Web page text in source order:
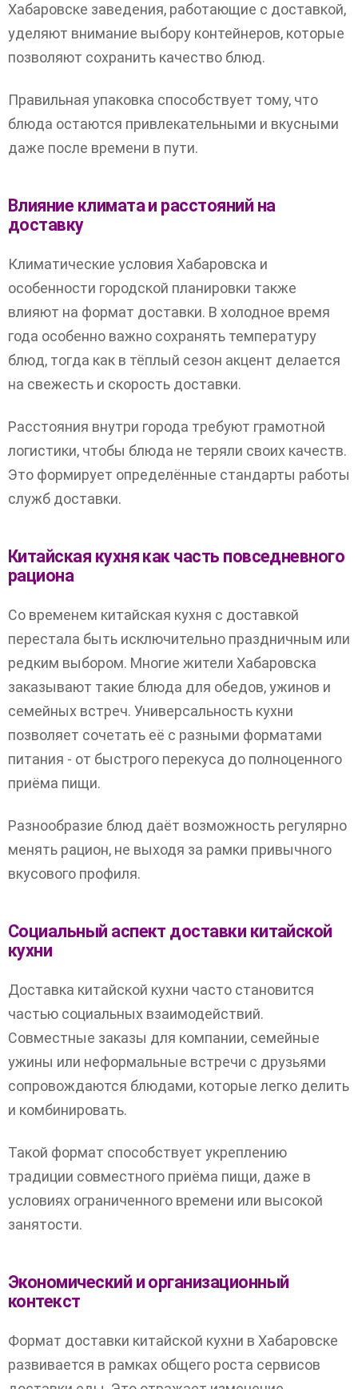
Хабаровске заведения, работающие с доставкой,
уделяют внимание выбору контейнеров, которые
позволяют сохранить качество блюд.
Правильная упаковка способствует тому, что
блюда остаются привлекательными и вкусными
даже после времени в пути.
Влияние климата и расстояний на
доставку
Климатические условия Хабаровска и
особенности городской планировки также
влияют на формат доставки. В холодное время
года особенно важно сохранять температуру
блюд, тогда как в тёплый сезон акцент делается
на свежесть и скорость доставки.
Расстояния внутри города требуют грамотной
логистики, чтобы блюда не теряли своих качеств.
Это формирует определённые стандарты работы
служб доставки.
Китайская кухня как часть повседневного
рациона
Со временем китайская кухня с доставкой
перестала быть исключительно праздничным или
редким выбором. Многие жители Хабаровска
заказывают такие блюда для обедов, ужинов и
семейных встреч. Универсальность кухни
позволяет сочетать её с разными форматами
питания - от быстрого перекуса до полноценного
приёма пищи.
Разнообразие блюд даёт возможность регулярно
менять рацион, не выходя за рамки привычного
вкусового профиля.
Социальный аспект доставки китайской
кухни
Доставка китайской кухни часто становится
частью социальных взаимодействий.
Совместные заказы для компании, семейные
ужины или неформальные встречи с друзьями
сопровождаются блюдами, которые легко делить
и комбинировать.
Такой формат способствует укреплению
традиции совместного приёма пищи, даже в
условиях ограниченного времени или высокой
занятости.
Экономический и организационный
контекст
Формат доставки китайской кухни в Хабаровске
развивается в рамках общего роста сервисов